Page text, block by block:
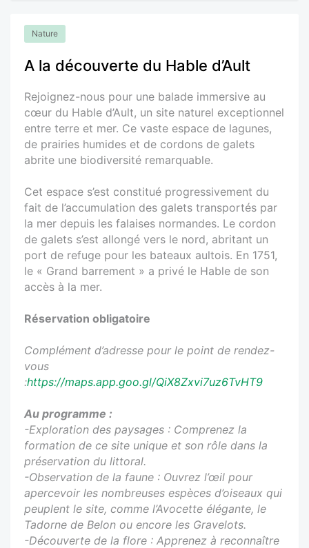
Nature
A la découverte du Hable d’Ault
Rejoignez-nous pour une balade immersive au
cœur du Hable d’Ault, un site naturel exceptionnel
entre terre et mer. Ce vaste espace de lagunes,
de prairies humides et de cordons de galets
abrite une biodiversité remarquable.
Cet espace s’est constitué progressivement du
fait de l’accumulation des galets transportés par
la mer depuis les falaises normandes. Le cordon
de galets s’est allongé vers le nord, abritant un
port de refuge pour les bateaux aultois. En 1751,
le « Grand barrement » a privé le Hable de son
accès à la mer.
Réservation obligatoire
Complément d’adresse pour le point de rendez-
vous
:https://maps.app.goo.gl/QiX8Zxvi7uz6TvHT9
Au programme :
-Exploration des paysages : Comprenez la
formation de ce site unique et son rôle dans la
préservation du littoral.
-Observation de la faune : Ouvrez l’œil pour
apercevoir les nombreuses espèces d’oiseaux qui
peuplent le site, comme l’Avocette élégante, le
Tadorne de Belon ou encore les Gravelots.
-Découverte de la flore : Apprenez à reconnaître